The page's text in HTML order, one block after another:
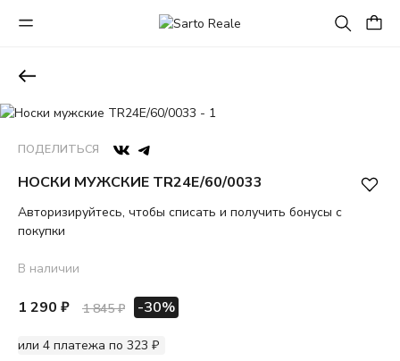
ПОДЕЛИТЬСЯ
НОСКИ МУЖСКИЕ TR24E/60/0033
Авторизируйтесь, чтобы списать и получить бонусы с
покупки
В наличии
1 290 ₽ 1 845 ₽ -30%
или 4 платежа по 323 ₽